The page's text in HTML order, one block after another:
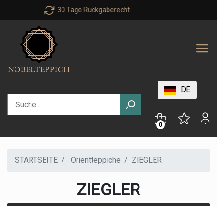
Personal advice : +49 40 303 999 71
DE
0
STARTSEITE Orientteppiche ZIEGLER
ZIEGLER